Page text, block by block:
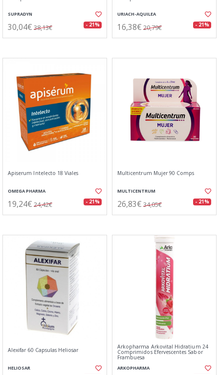
SUPRADYN
30,04€ 38,13€ - 21%
URIACH-AQUILEA
16,38€ 20,79€ - 21%
Apiserum Intelecto 18 Viales
OMEGA PHARMA
19,24€ 24,42€ - 21%
Multicentrum Mujer 90 Comps
MULTICENTRUM
26,83€ 34,05€ - 21%
Alexifar 60 Capsulas Heliosar
HELIOSAR
Arkopharma Arkovital Hidratium 24
Comprimidos Efervescentes Sabor
Frambuesa
ARKOPHARMA